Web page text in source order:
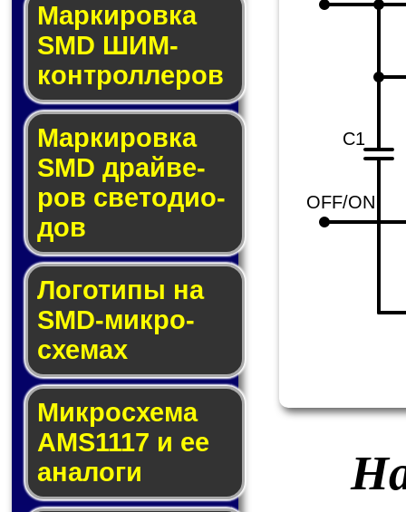
Маркировка
SMD ШИМ-
кон­трол­ле­ров
Маркировка
SMD драй­ве­
ров све­то­ди­о­
дов
Логотипы на
SMD-мик­ро­
схе­мах
Микросхема
AMS1117 и ее
ана­ло­ги
C1
OFF/ON